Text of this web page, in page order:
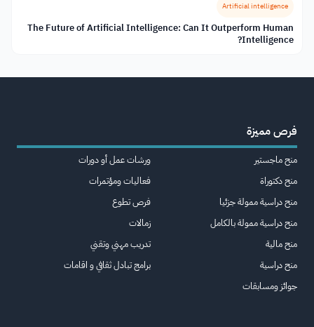
Artificial intelligence
The Future of Artificial Intelligence: Can It Outperform Human
Intelligence?
فرص مميزة
منح ماجستير
منح دكتوراة
منح دراسية ممولة جزئيا
منح دراسية ممولة بالكامل
منح مالية
منح دراسية
جوائز ومسابقات
ورشات عمل أو دورات
فعاليات ومؤتمرات
فرص تطوع
زمالات
تدريب مهني وتقني
برامج تبادل ثقافي و اقامات